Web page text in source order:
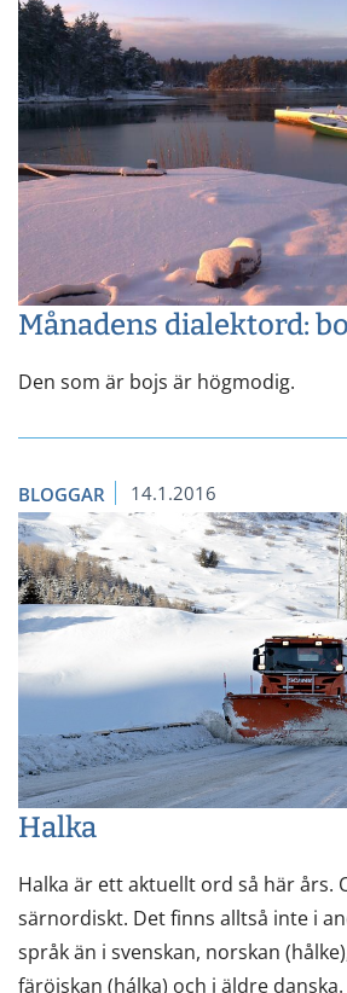
Månadens dialektord:
Den som är bojs är högmodig.
BLOGGAR 14.1.2016
Halka
Halka är ett aktuellt ord så här års.
särnordiskt. Det finns alltså inte i
språk än i svenskan, norskan
färöiskan (hálka) och i äldre danska.